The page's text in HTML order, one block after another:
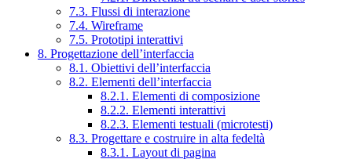
7.3. Flussi di interazione
7.4. Wireframe
7.5. Prototipi interattivi
8. Progettazione dell’interfaccia
8.1. Obiettivi dell’interfaccia
8.2. Elementi dell’interfaccia
8.2.1. Elementi di composizione
8.2.2. Elementi interattivi
8.2.3. Elementi testuali (microtesti)
8.3. Progettare e costruire in alta fedeltà
8.3.1. Layout di pagina